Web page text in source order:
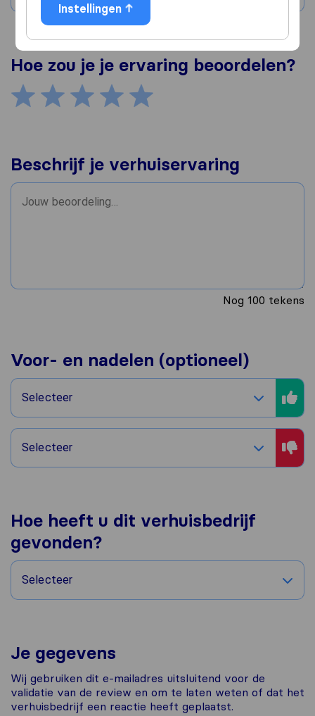
Hoe zou je je ervaring beoordelen?
Beschrijf je verhuiservaring
Nog 100 tekens
Voor- en nadelen (optioneel)
Selecteer
Selecteer
Hoe heeft u dit verhuisbedrijf
gevonden?
Selecteer
Je gegevens
Wij gebruiken dit e-mailadres uitsluitend voor de
validatie van de review en om te laten weten of dat het
verhuisbedrijf een reactie heeft geplaatst.
Instellingen